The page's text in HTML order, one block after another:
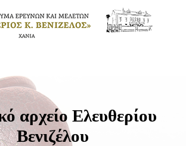
αρχείο Ελευθερίου
Βενιζέλου